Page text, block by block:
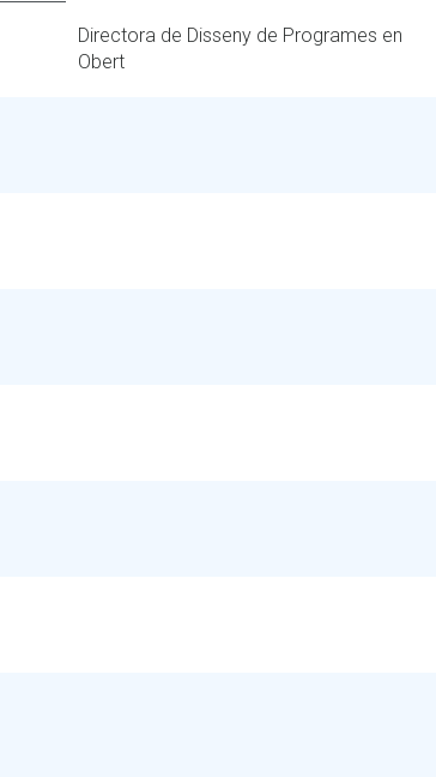
Directora de Disseny de Programes en
Obert